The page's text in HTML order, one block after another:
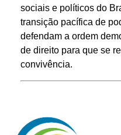
sociais e políticos do
transição pacífica de
defendam a ordem
de direito para que se
convivência.